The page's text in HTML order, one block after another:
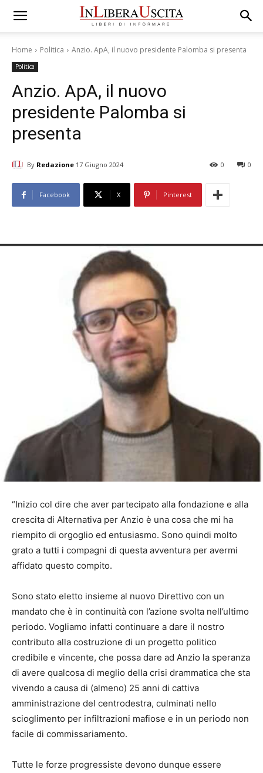
Home Politica Anzio. ApA, il nuovo presidente Palomba si presenta
Politica
Anzio. ApA, il nuovo
presidente Palomba si
presenta
By Redazione 17 Giugno 2024 0
0
Facebook X Pinterest
“Inizio col dire che aver partecipato alla fondazione e alla
crescita di Alternativa per Anzio è una cosa che mi ha
riempito di orgoglio ed entusiasmo. Sono quindi molto
grato a tutti i compagni di questa avventura per avermi
affidato questo compito.
Sono stato eletto insieme al nuovo Direttivo con un
mandato che è in continuità con l’azione svolta nell’ultimo
periodo. Vogliamo infatti continuare a dare il nostro
contributo alla costruzione di un progetto politico
credibile e vincente, che possa dare ad Anzio la speranza
di avere qualcosa di meglio della crisi drammatica che sta
vivendo a causa di (almeno) 25 anni di cattiva
amministrazione del centrodestra, culminati nello
scioglimento per infiltrazioni mafiose e in un periodo non
facile di commissariamento.
Tutte le forze progressiste devono dunque essere